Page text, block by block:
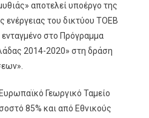
αποτελεί υποέργο της
ενέργειας του δικτύου ΤΟΕΒ
ενταγμένο στο Πρόγραμμα
2014-2020» στη δράση
Γεωργικό Ταμείο
85% και από Εθνικούς